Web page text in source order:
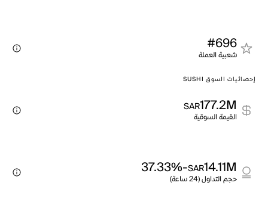
#696
شعبية العملة
إحصائيات السوق SUSHI
177.2M
SAR
القيمة السوقية
14.11M
SAR
-37.33%
حجم التداول (24 ساعة)